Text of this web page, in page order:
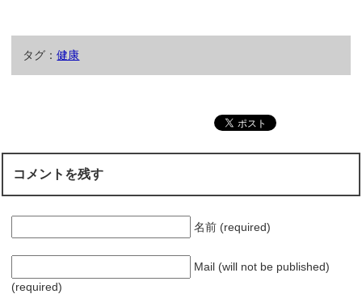
タグ：健康
コメントを残す
名前 (required)
Mail (will not be published)
(required)